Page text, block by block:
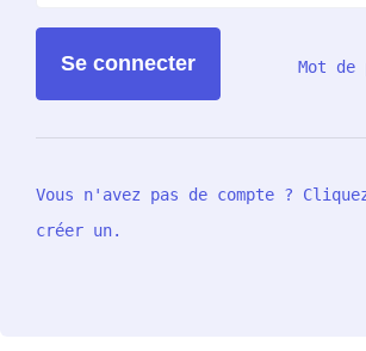
Mot de
Vous n'avez pas de compte ?
créer un.